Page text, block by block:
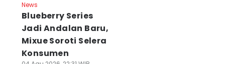
News
Blueberry Series
Jadi Andalan Baru,
Mixue Soroti Selera
Konsumen